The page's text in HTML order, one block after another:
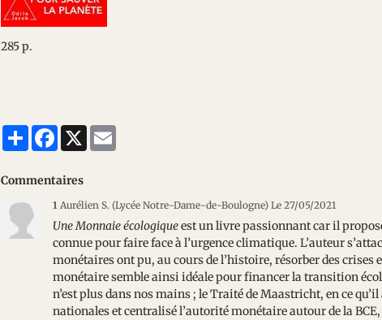
285 p.
PartagerFacebook
X Email
Commentaires
1 Aurélien S. (Lycée Notre-Dame-de-Boulogne) Le 27/05/2021
Une Monnaie écologiqueest un livre passionnant car il
connue pour faire face à l’urgence climatique. L’auteur
monétaires ont pu, au cours de l’histoire, résorber des crises
monétaire semble ainsi idéale pour financer la transition
n’est plus dans nos mains ; le Traité de Maastricht, en ce
nationales et centralisé l’autorité monétaire autour de la